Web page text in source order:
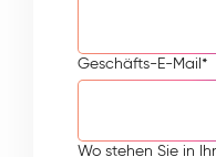
Geschäfts-E-Mail*
Wo stehen Sie in